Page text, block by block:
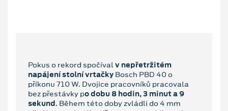
Pokus o rekord spočíval v nepřetržitém
napájení stolní vrtačky Bosch PBD 40 o
příkonu 710 W. Dvojice pracovníků pracovala
bez přestávky po dobu 8 hodin, 3 minut a 9
sekund. Během této doby zvládli do 4 mm